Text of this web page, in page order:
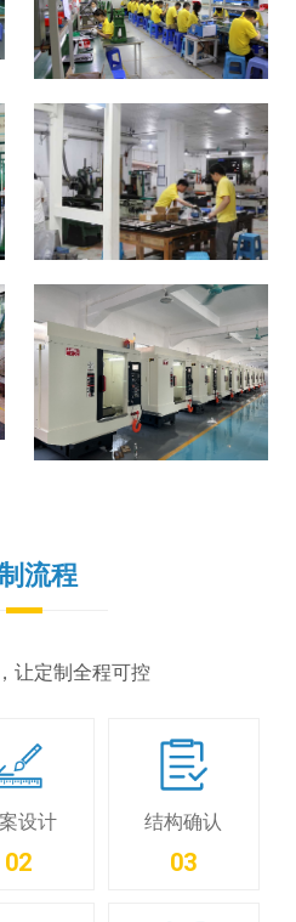
流程
让定制全程可控
设计
02
结构确认
03